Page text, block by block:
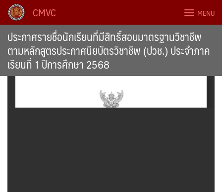
Skip
content
CMVC MENU
ประกาศรายชื่อนักเรียนที่มีสิทธิ์สอบมาตรฐานวิชาชีพ
ตามหลักสูตรประกาศนียบัตรวิชาชีพ (ปวช.) ประจำภาค
เรียนที่ 1 ปีการศึกษา 2568